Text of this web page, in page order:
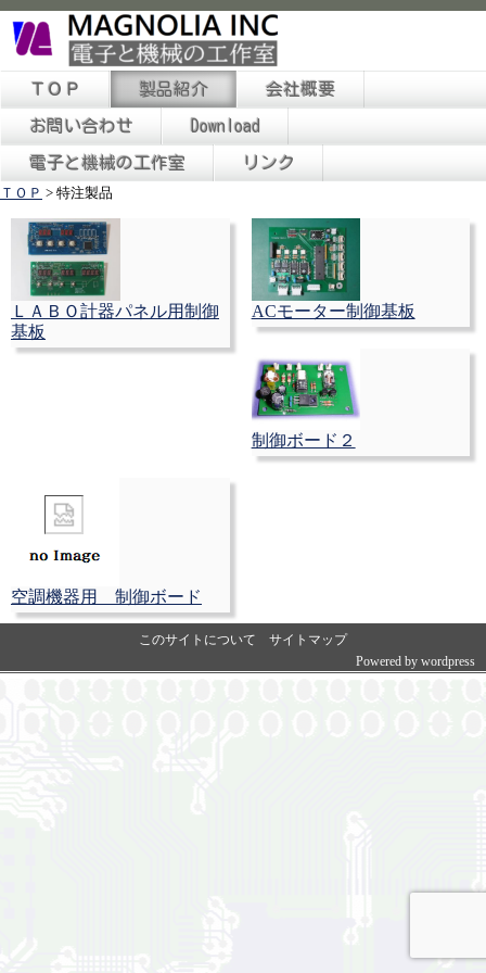
ＴＯＰ 製品紹介 会社概要
お問い合わせ Download
電子と機械の工作室 リンク
ＴＯＰ > 特注製品
ＬＡＢＯ計器パネル用制御
基板
ACモーター制御基板
制御ボード２
空調機器用 制御ボード
このサイトについて
サイトマップ
Powered by wordpress